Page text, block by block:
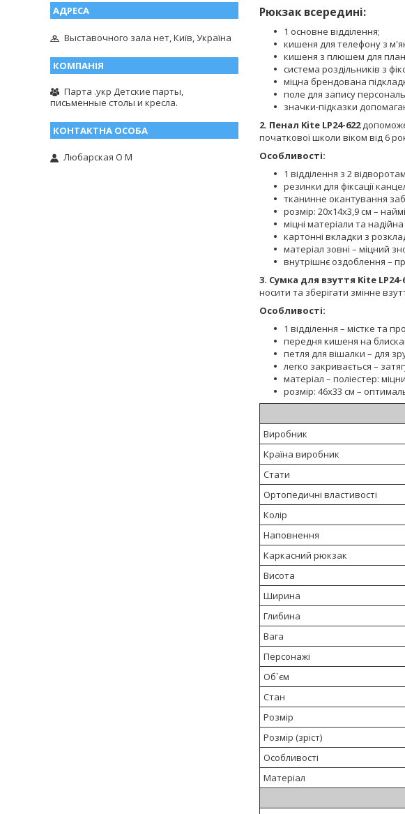
Рюкзак всередині:
1 основне відділення;
кишеня для телефону з
кишеня з плюшем для
система роздільників з
міцна брендована
поле для запису
значки-підказки
2. Пенал Kite LP24-622допоможе
початкової школи віком від 6
Особливості:
1 відділення з 2
резинки для фіксації
тканинне окантування
розмір: 20x14x3,9 см –
міцні матеріали та
картонні вкладки з
матеріал зовні – міцний
внутрішнє оздоблення –
3. Сумка для взуття Kite LP24-
носити та зберігати змінне
Особливості:
1 відділення – містке та
передня кишеня на
петля для вішалки – для
легко закривається –
матеріал – поліестер:
розмір: 46x33 см –
Виробник
Країна виробник
Стати
Ортопедичні властивості
Колір
Наповнення
Каркасний рюкзак
Висота
Ширина
Глибина
Вага
Персонажі
Об`єм
Стан
Розмір
Розмір (зріст)
Особливості
Матеріал
Выставочного зала нет, Київ, Україна
Парта .укр Детские парты,
письменные столы и кресла.
Любарская О М